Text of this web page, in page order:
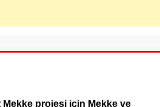
projesi için Mekke ve